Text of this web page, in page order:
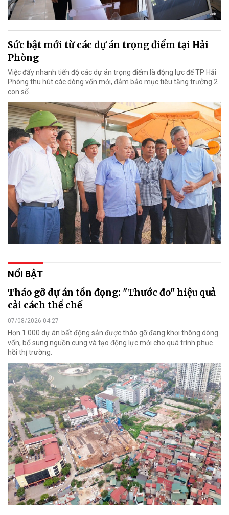
Sức bật mới từ các dự án trọng điểm tại Hải
Phòng
Việc đẩy nhanh tiến độ các dự án trọng điểm là động lực để TP Hải
Phòng thu hút các dòng vốn mới, đảm bảo mục tiêu tăng trưởng 2
con số.
NỔI BẬT
Tháo gỡ dự án tồn đọng: "Thước đo" hiệu quả
cải cách thể chế
07/08/2026 04:27
Hơn 1.000 dự án bất động sản được tháo gỡ đang khơi thông dòng
vốn, bổ sung nguồn cung và tạo động lực mới cho quá trình phục
hồi thị trường.